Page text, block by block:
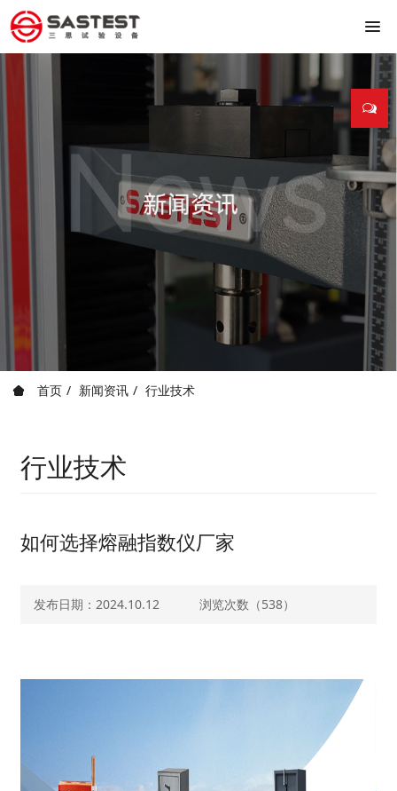
首页 新闻资讯 行业技术
行业技术
如何选择熔融指数仪厂家
发布日期：2024.10.12 浏览次数（538）